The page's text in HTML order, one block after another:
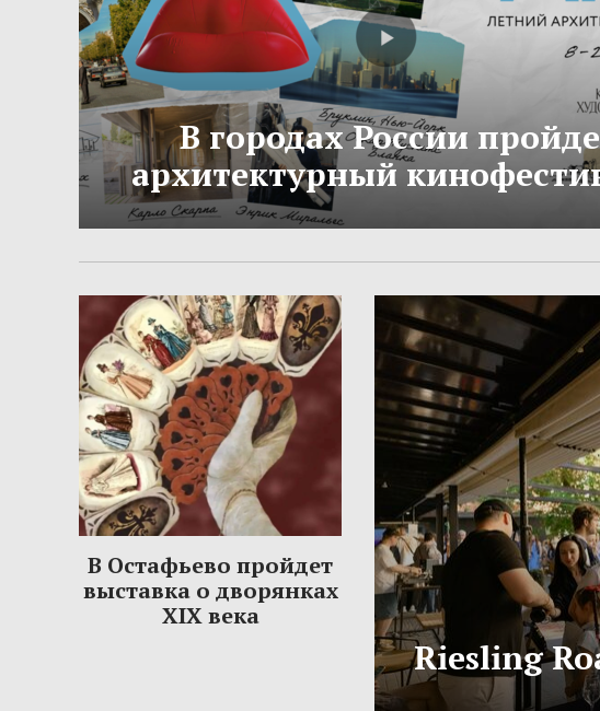
В городах России
архитектурный
В Остафьево пройдет
выставка о дворянках
XIX века
Riesling